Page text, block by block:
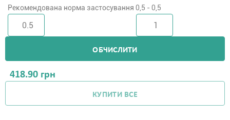
Рекомендована норма застосування 0,5 - 0,5
ОБЧИСЛИТИ
418.90 грн
КУПИТИ ВСЕ